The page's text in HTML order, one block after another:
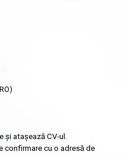
și atașează CV-ul.
confirmare cu o adresă de